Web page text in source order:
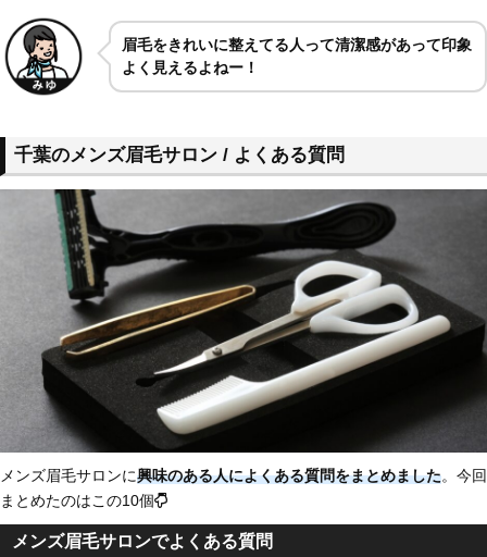
眉毛をきれいに整えてる人って清潔感があって印象
よく見えるよねー！
千葉のメンズ眉毛サロン / よくある質問
メンズ眉毛サロンに興味のある人によくある質問をまとめました。今回
まとめたのはこの10個
メンズ眉毛サロンでよくある質問